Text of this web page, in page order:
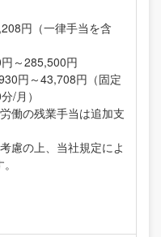
円（一律手当を含
～285,500円
円～43,708円（固定
/月）
働の残業手当は追加支
慮の上、当社規定によ